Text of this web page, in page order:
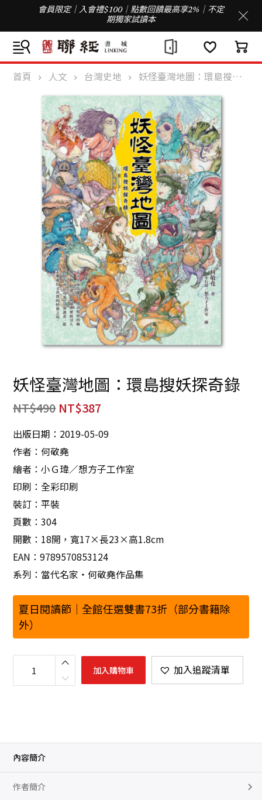
會員限定｜入會禮$100｜點數回饋最高享2%｜不定
期獨家試讀本
首頁 人文 台灣史地 妖怪臺灣地圖：環島搜妖探奇錄
妖怪臺灣地圖：環島搜妖探奇錄
NT$490 NT$387
出版日期：2019-05-09
作者：何敬堯
繪者：小Ｇ瑋／想方子工作室
印刷：全彩印刷
裝訂：平裝
頁數：304
開數：18開，寬17×長23×高1.8cm
EAN：9789570853124
系列：當代名家‧何敬堯作品集
夏日閱讀節｜全館任選雙書73折（部分書籍除
外）
妖
灣
妖
奇
錄
量
加入購物車 加入追蹤清單
內容簡介
作者簡介